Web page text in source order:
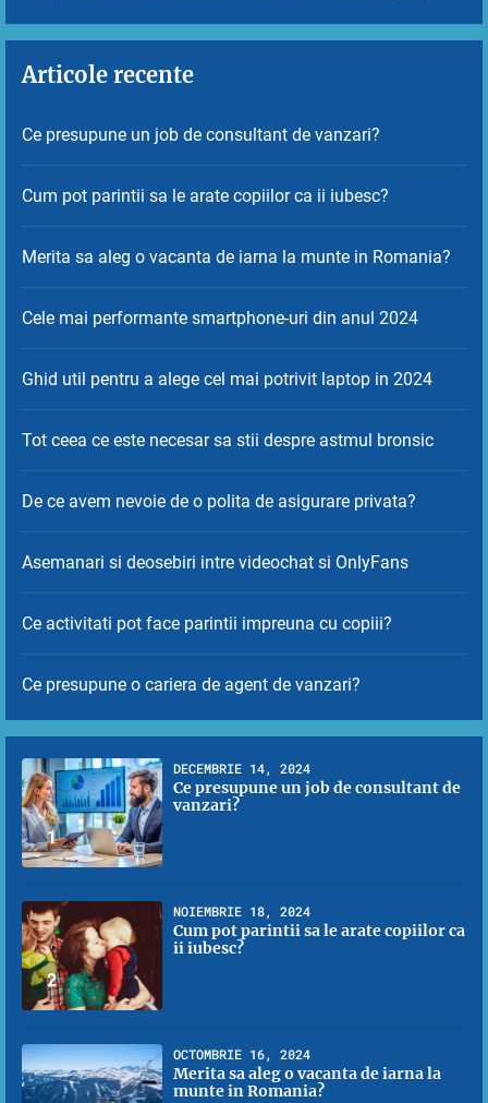
Articole recente
Ce presupune un job de consultant de vanzari?
Cum pot parintii sa le arate copiilor ca ii iubesc?
Merita sa aleg o vacanta de iarna la munte in Romania?
Cele mai performante smartphone-uri din anul 2024
Ghid util pentru a alege cel mai potrivit laptop in 2024
Tot ceea ce este necesar sa stii despre astmul bronsic
De ce avem nevoie de o polita de asigurare privata?
Asemanari si deosebiri intre videochat si OnlyFans
Ce activitati pot face parintii impreuna cu copiii?
Ce presupune o cariera de agent de vanzari?
1
DECEMBRIE 14, 2024
Ce presupune un job de consultant de
vanzari?
2
NOIEMBRIE 18, 2024
Cum pot parintii sa le arate copiilor ca
ii iubesc?
OCTOMBRIE 16, 2024
Merita sa aleg o vacanta de iarna la
munte in Romania?